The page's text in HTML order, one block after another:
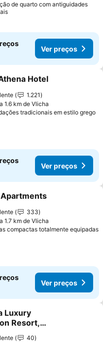
de quarto com antiguidades
Ver preços
aos favoritos
Hotel
1.221
1.6 km de Vlicha
tradicionais em estilo grego
Ver preços
aos favoritos
333
1.7 km de Vlicha
compactas totalmente equipadas
Ver preços
aos favoritos
Luxury
Resort,
40